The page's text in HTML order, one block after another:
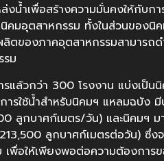
ำเพื่อสร้างความมั่นคงให้กับกา
คมอุตสาหกรรม ทั้งในส่วนของนิ
ตของภาคอุตสาหกรรมสามารถด
รม
แล้วกว่า 300 โรงงาน แบ่งเป็น
รใช้น้ำสำหรับนิคมฯ แหลมฉบัง
ลูกบาศก์เมตร/วัน) และนิคมฯ
ลูกบาศก์เมตรต่อวัน) ซึ่ง
พื่อให้เพียงพอต่อความต้องการข